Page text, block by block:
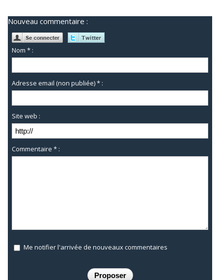
Nouveau commentaire :
Nom * :
Adresse email (non publiée) * :
Site web :
Commentaire * :
Me notifier l'arrivée de nouveaux commentaires